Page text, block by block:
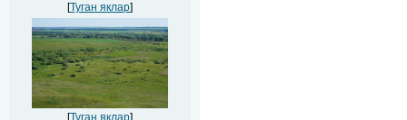
[Туган яклар]
[Туган яклар]